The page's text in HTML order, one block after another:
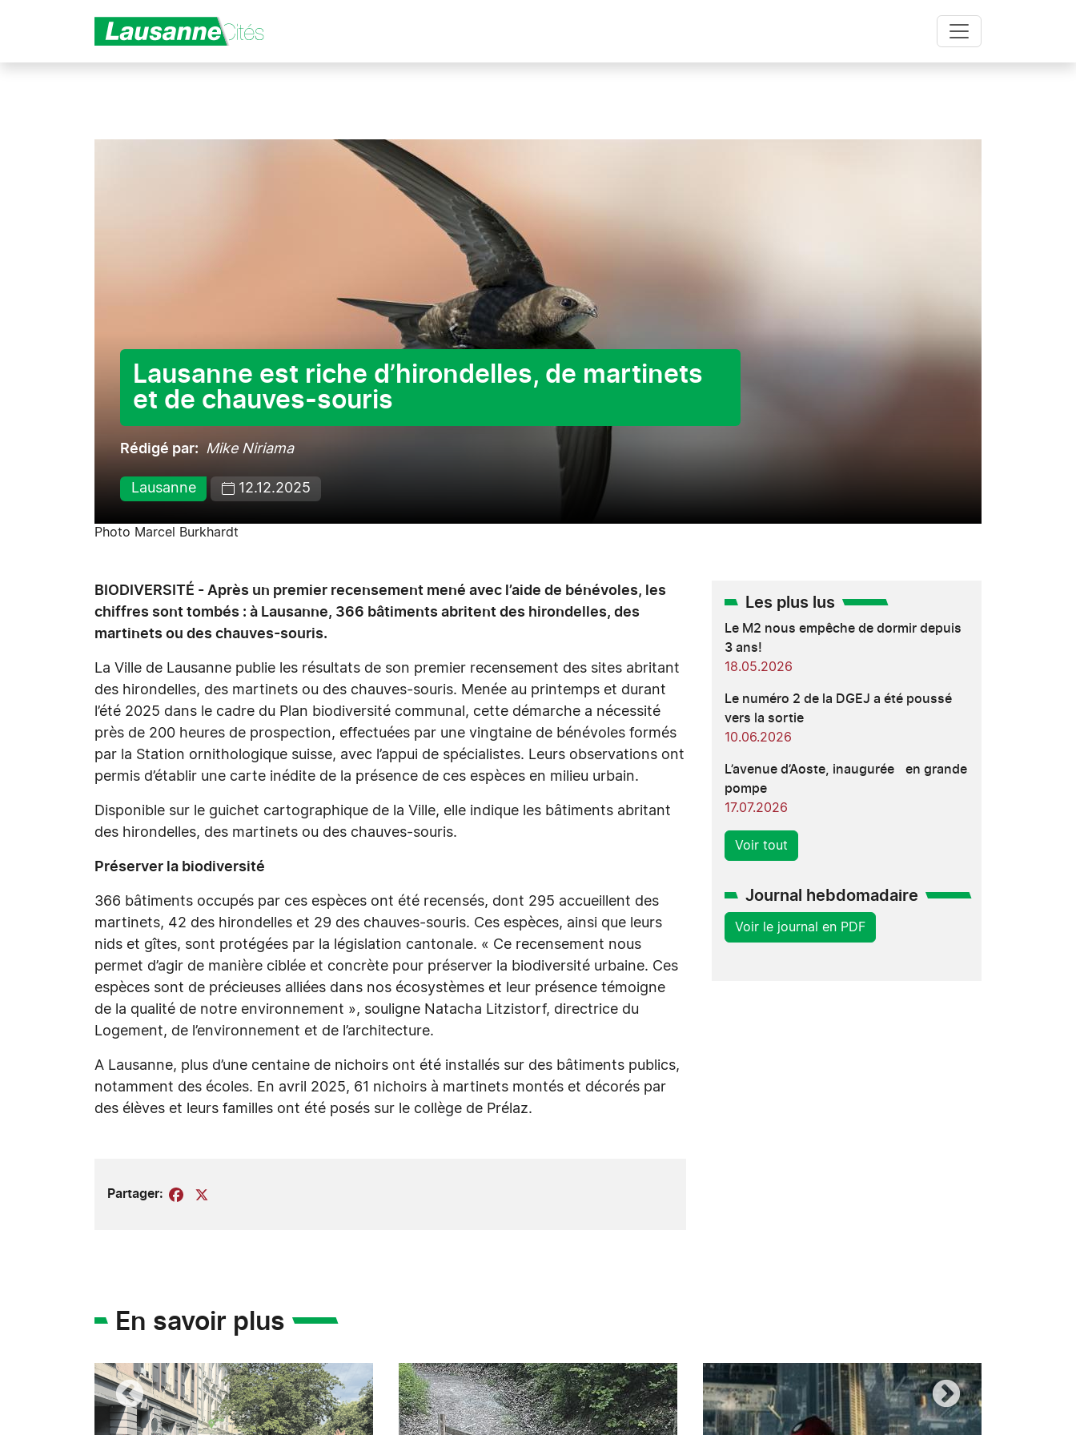
Lausanne est riche d’hirondelles, de martinets
et de chauves-souris
Rédigé par Mike Niriama
Lausanne 12.12.2025
Photo Marcel Burkhardt
BIODIVERSITÉ - Après un premier recensement mené avec l’aide de bénévoles, les
chiffres sont tombés : à Lausanne, 366 bâtiments abritent des hirondelles, des
martinets ou des chauves-souris.
La Ville de Lausanne publie les résultats de son premier recensement des sites abritant
des hirondelles, des martinets ou des chauves-souris. Menée au printemps et durant
l’été 2025 dans le cadre du Plan biodiversité communal, cette démarche a nécessité
près de 200 heures de prospection, effectuées par une vingtaine de bénévoles formés
par la Station ornithologique suisse, avec l’appui de spécialistes. Leurs observations ont
permis d’établir une carte inédite de la présence de ces espèces en milieu urbain.
Disponible sur le guichet cartographique de la Ville, elle indique les bâtiments abritant
des hirondelles, des martinets ou des chauves-souris.
Préserver la biodiversité
366 bâtiments occupés par ces espèces ont été recensés, dont 295 accueillent des
martinets, 42 des hirondelles et 29 des chauves-souris. Ces espèces, ainsi que leurs
nids et gîtes, sont protégées par la législation cantonale. « Ce recensement nous
permet d’agir de manière ciblée et concrète pour préserver la biodiversité urbaine. Ces
espèces sont de précieuses alliées dans nos écosystèmes et leur présence témoigne
de la qualité de notre environnement », souligne Natacha Litzistorf, directrice du
Logement, de l’environnement et de l’architecture.
A Lausanne, plus d’une centaine de nichoirs ont été installés sur des bâtiments publics,
notamment des écoles. En avril 2025, 61 nichoirs à martinets montés et décorés par
des élèves et leurs familles ont été posés sur le collège de Prélaz.
Partager: Facebook
Les plus lus
Le M2 nous empêche de dormir depuis
3 ans!
18.05.2026
Le numéro 2 de la DGEJ a été poussé
vers la sortie
10.06.2026
L’avenue d’Aoste, inaugurée en grande
pompe
17.07.2026
Voir tout
Journal hebdomadaire
Voir le journal en PDF
En savoir plus